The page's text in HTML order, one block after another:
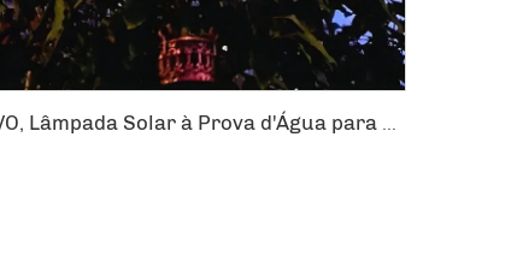
NOVO, Lâmpada Solar à Prova d'Água para Varanda com Vidro Colorido, Balão de Ar Quente com Chama Piscando para Decoração de Jardim Pendurada